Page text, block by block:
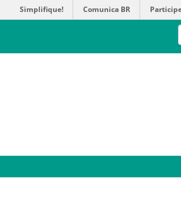
Simplifique! Comunica BR